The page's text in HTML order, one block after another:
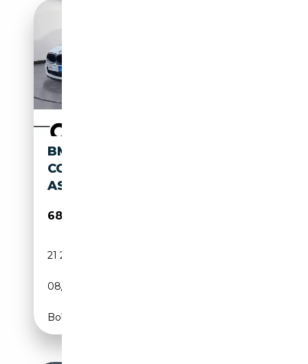
BMW M850 I XDRIVE GRAN
COUPE STEPTRONIC PARKING
ASSIS
68 990€
21 246 km
08/2023
Boîte automatique